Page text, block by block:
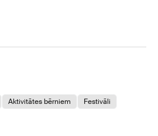
Aktivitātes bērniem
Festivāli